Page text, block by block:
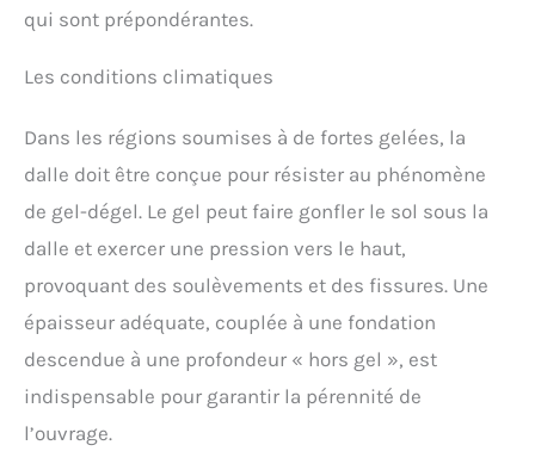
qui sont prépondérantes.
Les conditions climatiques
Dans les régions soumises à de fortes gelées, la
dalle doit être conçue pour résister au phénomène
de gel-dégel. Le gel peut faire gonfler le sol sous la
dalle et exercer une pression vers le haut,
provoquant des soulèvements et des fissures. Une
épaisseur adéquate, couplée à une fondation
descendue à une profondeur « hors gel », est
indispensable pour garantir la pérennité de
l’ouvrage.